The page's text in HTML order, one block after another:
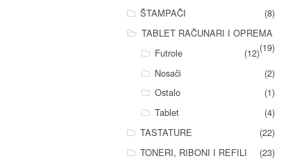
ŠTAMPAČI
(8)
TABLET RAČUNARI I OPREMA
(19)
Futrole
(12)
Nosači
(2)
Ostalo
(1)
Tablet
(4)
TASTATURE
(22)
TONERI, RIBONI I REFILI
(23)